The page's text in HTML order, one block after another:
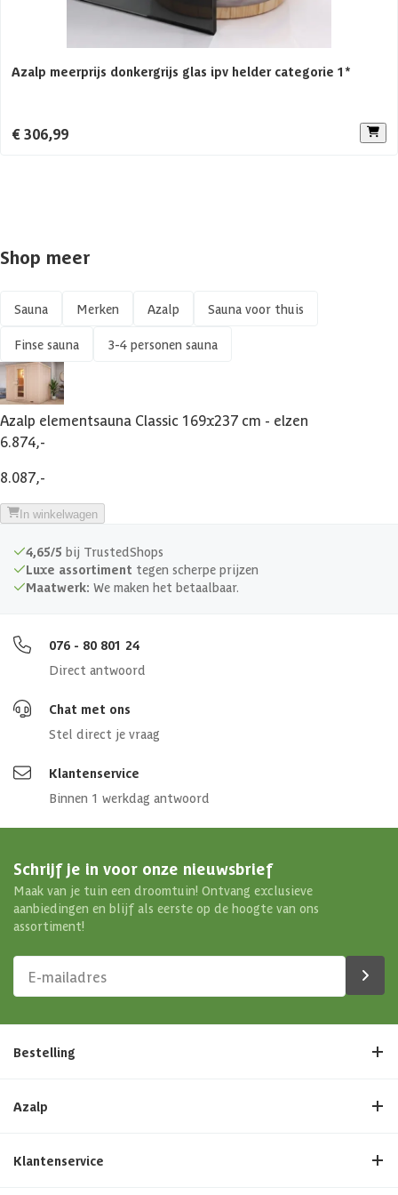
Aanbevolen vermogen saunakachel
Aantal personen 1-3 personen
Constructietype Elementsauna
Azalp meerprijs donkergrijs glas ipv helder categorie 1*
€ 306,99
Shop meer
Sauna Merken Azalp Sauna voor thuis
Finse sauna 3-4 personen sauna
Azalp elementsauna Classic 169x237 cm - elzen
6.874,-
8.087,-
In winkelwagen
4,65/5 bij TrustedShops
Luxe assortiment tegen scherpe prijzen
Maatwerk: We maken het betaalbaar.
076 - 80 801 24
Direct antwoord
Chat met ons
Stel direct je vraag
Klantenservice
Binnen 1 werkdag antwoord
Schrijf je in voor onze nieuwsbrief
Maak van je tuin een droomtuin! Ontvang exclusieve
aanbiedingen en blijf als eerste op de hoogte van ons
assortiment!
Bestelling
Azalp
Klantenservice